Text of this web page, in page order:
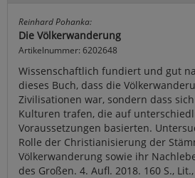
Reinhard Pohanka:
Die Völkerwanderung
Artikelnummer: 6202648
Wissenschaftlich fundiert und gut
dieses Buch, dass die
Zivilisationen war, sondern dass
Kulturen trafen, die auf
Voraussetzungen basierten.
Rolle der Christianisierung der
Völkerwanderung sowie ihr
des Großen. 4. Aufl. 2018. 160 S.,